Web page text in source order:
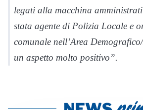
legati alla macchina
stata agente di Polizia Locale e
comunale nell’Area
un aspetto molto positivo”.